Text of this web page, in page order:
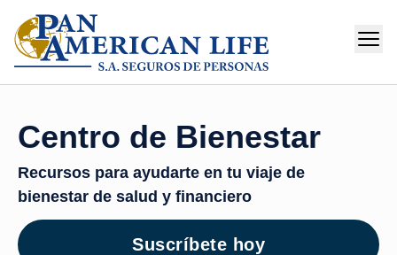
Centro de Bienestar
Recursos para ayudarte en tu viaje de
bienestar de salud y financiero
Suscríbete hoy